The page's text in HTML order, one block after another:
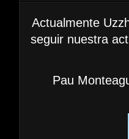
Actualmente
seguir nuestra
Pau